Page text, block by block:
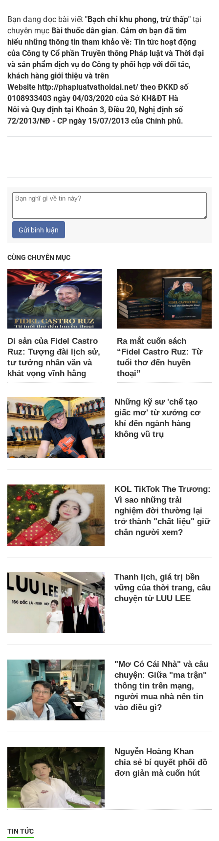
Bạn đang đọc bài viết "Bạch chỉ khu phong, trừ thấp" tại
chuyên mục Bài thuốc dân gian. Cảm ơn bạn đã tìm
hiểu những thông tin tham khảo về: Tin tức hoạt động
của Công ty Cổ phần Truyền thông Pháp luật và Thời đại
và sản phẩm dịch vụ do Công ty phối hợp với đối tác,
khách hàng giới thiệu và trên
Website http://phapluatvathoidai.net/ theo ĐKKD số
0108933403 ngày 04/03/2020 của Sở KH&ĐT Hà
Nôi và Quy định tại Khoản 3, Điều 20, Nghị định số
72/2013/NĐ - CP ngày 15/07/2013 của Chính phủ.
Gửi bình luận
CÙNG CHUYÊN MỤC
Di sản của Fidel Castro
Ruz: Tượng đài lịch sử,
tư tưởng nhân văn và
khát vọng vĩnh hằng
Ra mắt cuốn sách
“Fidel Castro Ruz: Từ
tuổi thơ đến huyền
thoại”
Những kỹ sư 'chế tạo
giấc mơ' từ xưởng cơ
khí đến ngành hàng
không vũ trụ
KOL TikTok The Trương:
Vì sao những trải
nghiệm đời thường lại
trở thành "chất liệu" giữ
chân người xem?
Thanh lịch, giá trị bền
vững của thời trang, câu
chuyện từ LUU LEE
"Mơ Có Cái Nhà" và câu
chuyện: Giữa "ma trận"
thông tin trên mạng,
người mua nhà nên tin
vào điều gì?
Nguyễn Hoàng Khan
chia sẻ bí quyết phối đồ
đơn giản mà cuốn hút
TIN TỨC